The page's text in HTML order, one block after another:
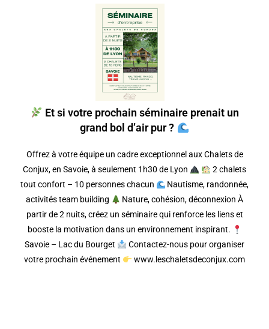
Et si votre prochain séminaire prenait un
grand bol d’air pur ?
Offrez à votre équipe un cadre exceptionnel aux Chalets de
Conjux, en Savoie, à seulement 1h30 de Lyon
2 chalets
tout confort – 10 personnes chacun
Nautisme, randonnée,
activités team building
Nature, cohésion, déconnexion À
partir de 2 nuits, créez un séminaire qui renforce les liens et
booste la motivation dans un environnement inspirant.
Savoie – Lac du Bourget
Contactez-nous pour organiser
votre prochain événement
www.leschaletsdeconjux.com